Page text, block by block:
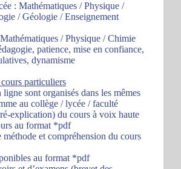
: Mathématiques / Physique /
/ Géologie / Enseignement
/ Physique / Chimie
patience, mise en confiance,
dynamisme
particuliers
sont organisés dans les mêmes
au collège / lycée / faculté
explication) du cours à voix haute
au format *pdf
méthode et compréhension du cours
au format *pdf